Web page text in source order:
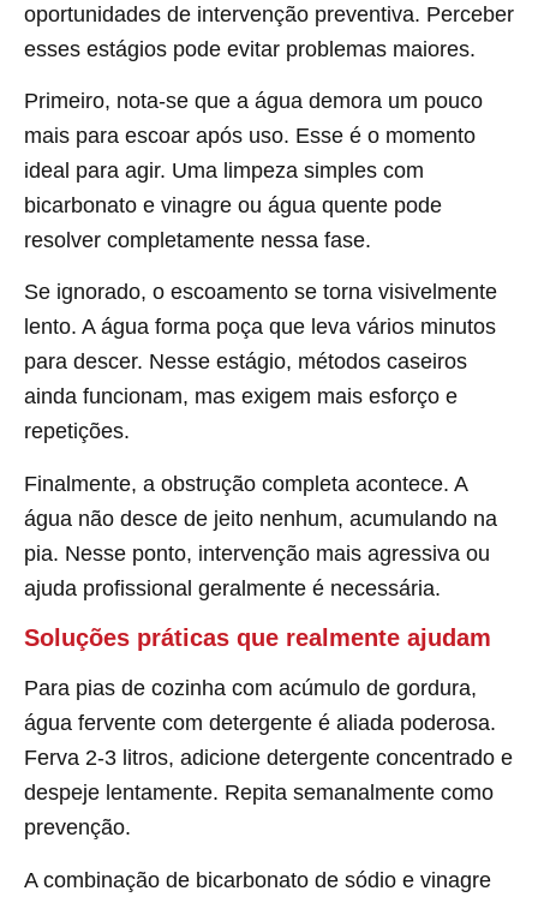
oportunidades de intervenção preventiva. Perceber
esses estágios pode evitar problemas maiores.
Primeiro, nota-se que a água demora um pouco
mais para escoar após uso. Esse é o momento
ideal para agir. Uma limpeza simples com
bicarbonato e vinagre ou água quente pode
resolver completamente nessa fase.
Se ignorado, o escoamento se torna visivelmente
lento. A água forma poça que leva vários minutos
para descer. Nesse estágio, métodos caseiros
ainda funcionam, mas exigem mais esforço e
repetições.
Finalmente, a obstrução completa acontece. A
água não desce de jeito nenhum, acumulando na
pia. Nesse ponto, intervenção mais agressiva ou
ajuda profissional geralmente é necessária.
Soluções práticas que realmente ajudam
Para pias de cozinha com acúmulo de gordura,
água fervente com detergente é aliada poderosa.
Ferva 2-3 litros, adicione detergente concentrado e
despeje lentamente. Repita semanalmente como
prevenção.
A combinação de bicarbonato de sódio e vinagre